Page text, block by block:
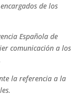
de los
Española de
comunicación a los
la referencia a la